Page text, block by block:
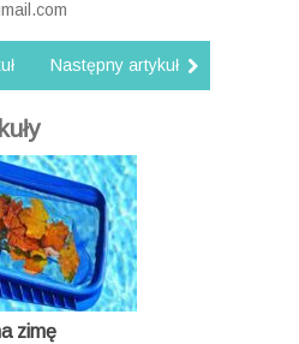
Następny artykuł
zimę